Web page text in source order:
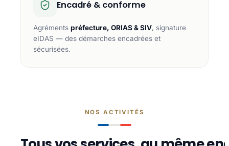
Encadré & conforme
Agréments préfecture, ORIAS & SIV, signature
eIDAS — des démarches encadrées et
sécurisées.
NOS ACTIVITÉS